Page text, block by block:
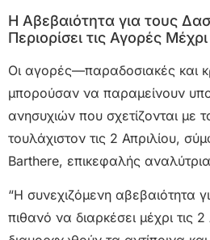
Η Αβεβαιότητα για τους
Περιορίσει τις Αγορές
Οι αγορές—παραδοσιακές και
μπορούσαν να παραμείνουν
ανησυχιών που σχετίζονται με
τουλάχιστον τις 2 Απριλίου,
Barthere, επικεφαλής
“Η συνεχιζόμενη αβεβαιότητα
πιθανό να διαρκέσει μέχρι τις